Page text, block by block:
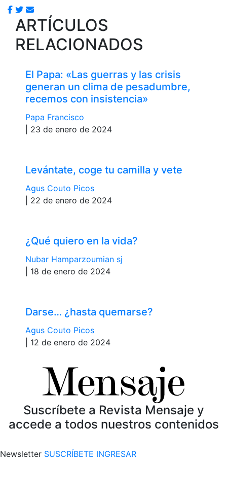
ARTÍCULOS
RELACIONADOS
El Papa: «Las guerras y las crisis
generan un clima de pesadumbre,
recemos con insistencia»
Papa Francisco
| 23 de enero de 2024
Levántate, coge tu camilla y vete
Agus Couto Picos
| 22 de enero de 2024
¿Qué quiero en la vida?
Nubar Hamparzoumian sj
| 18 de enero de 2024
Darse… ¿hasta quemarse?
Agus Couto Picos
| 12 de enero de 2024
Suscríbete a Revista Mensaje y
accede a todos nuestros contenidos
Newsletter SUSCRÍBETE INGRESAR